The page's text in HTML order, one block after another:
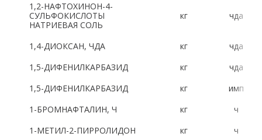
B C D G
S T U X
Цифры:
1,2-НАФТОХИНОН-4-
СУЛЬФОКИСЛОТЫ
НАТРИЕВАЯ СОЛЬ
кг чда
1,4-ДИОКСАН, ЧДА кг
чда
1,5-ДИФЕНИЛКАРБАЗИД
кг
чда
1,5-ДИФЕНИЛКАРБАЗИД
кг
имп
1-БРОМНАФТАЛИН, Ч
кг
ч
1-МЕТИЛ-2-ПИРРОЛИДОН
кг
ч